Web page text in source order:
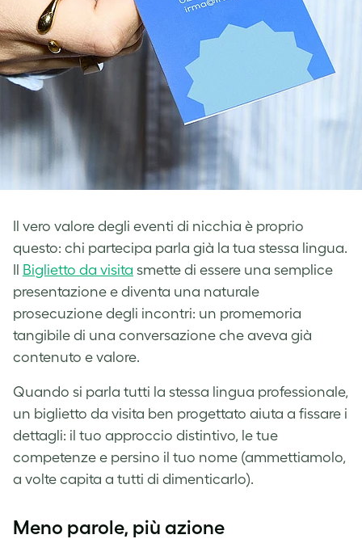
Il vero valore degli eventi di nicchia è proprio
questo: chi partecipa parla già la tua stessa lingua.
Il Biglietto da visita smette di essere una semplice
presentazione e diventa una naturale
prosecuzione degli incontri: un promemoria
tangibile di una conversazione che aveva già
contenuto e valore.
Quando si parla tutti la stessa lingua professionale,
un biglietto da visita ben progettato aiuta a fissare i
dettagli: il tuo approccio distintivo, le tue
competenze e persino il tuo nome (ammettiamolo,
a volte capita a tutti di dimenticarlo).
Meno parole, più azione